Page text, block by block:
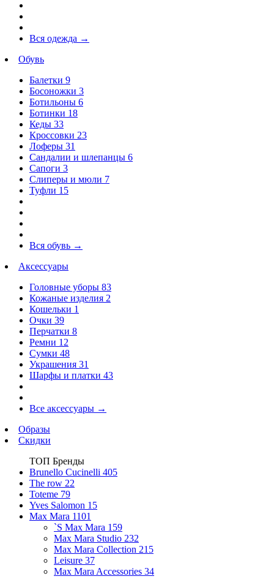
Вся одежда →
Обувь
Балетки 9
Босоножки 3
Ботильоны 6
Ботинки 18
Кеды 33
Кроссовки 23
Лоферы 31
Сандалии и шлепанцы 6
Сапоги 3
Слиперы и мюли 7
Туфли 15
Вся обувь →
Аксессуары
Головные уборы 83
Кожаные изделия 2
Кошельки 1
Очки 39
Перчатки 8
Ремни 12
Сумки 48
Украшения 31
Шарфы и платки 43
Все аксессуары →
Образы
Скидки
ТОП Бренды
Brunello Cucinelli 405
The row 22
Toteme 79
Yves Salomon 15
Max Mara 1101
`S Max Mara 159
Max Mara Studio 232
Max Mara Collection 215
Leisure 37
Max Mara Accessories 34